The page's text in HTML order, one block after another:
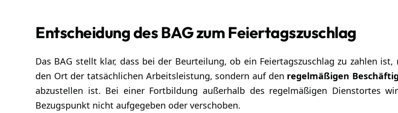
Entscheidung des BAG zum Feiertagszuschlag
Das BAG stellt klar, dass bei der Beurteilung, ob ein Feiertagszuschlag zu zahlen ist,
den Ort der tatsächlichen Arbeitsleistung, sondern auf den regelmäßigen
abzustellen ist. Bei einer Fortbildung außerhalb des regelmäßigen Dienstortes
Bezugspunkt nicht aufgegeben oder verschoben.